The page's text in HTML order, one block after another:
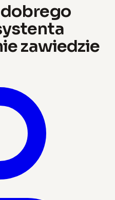
dobrego
zawiedzie